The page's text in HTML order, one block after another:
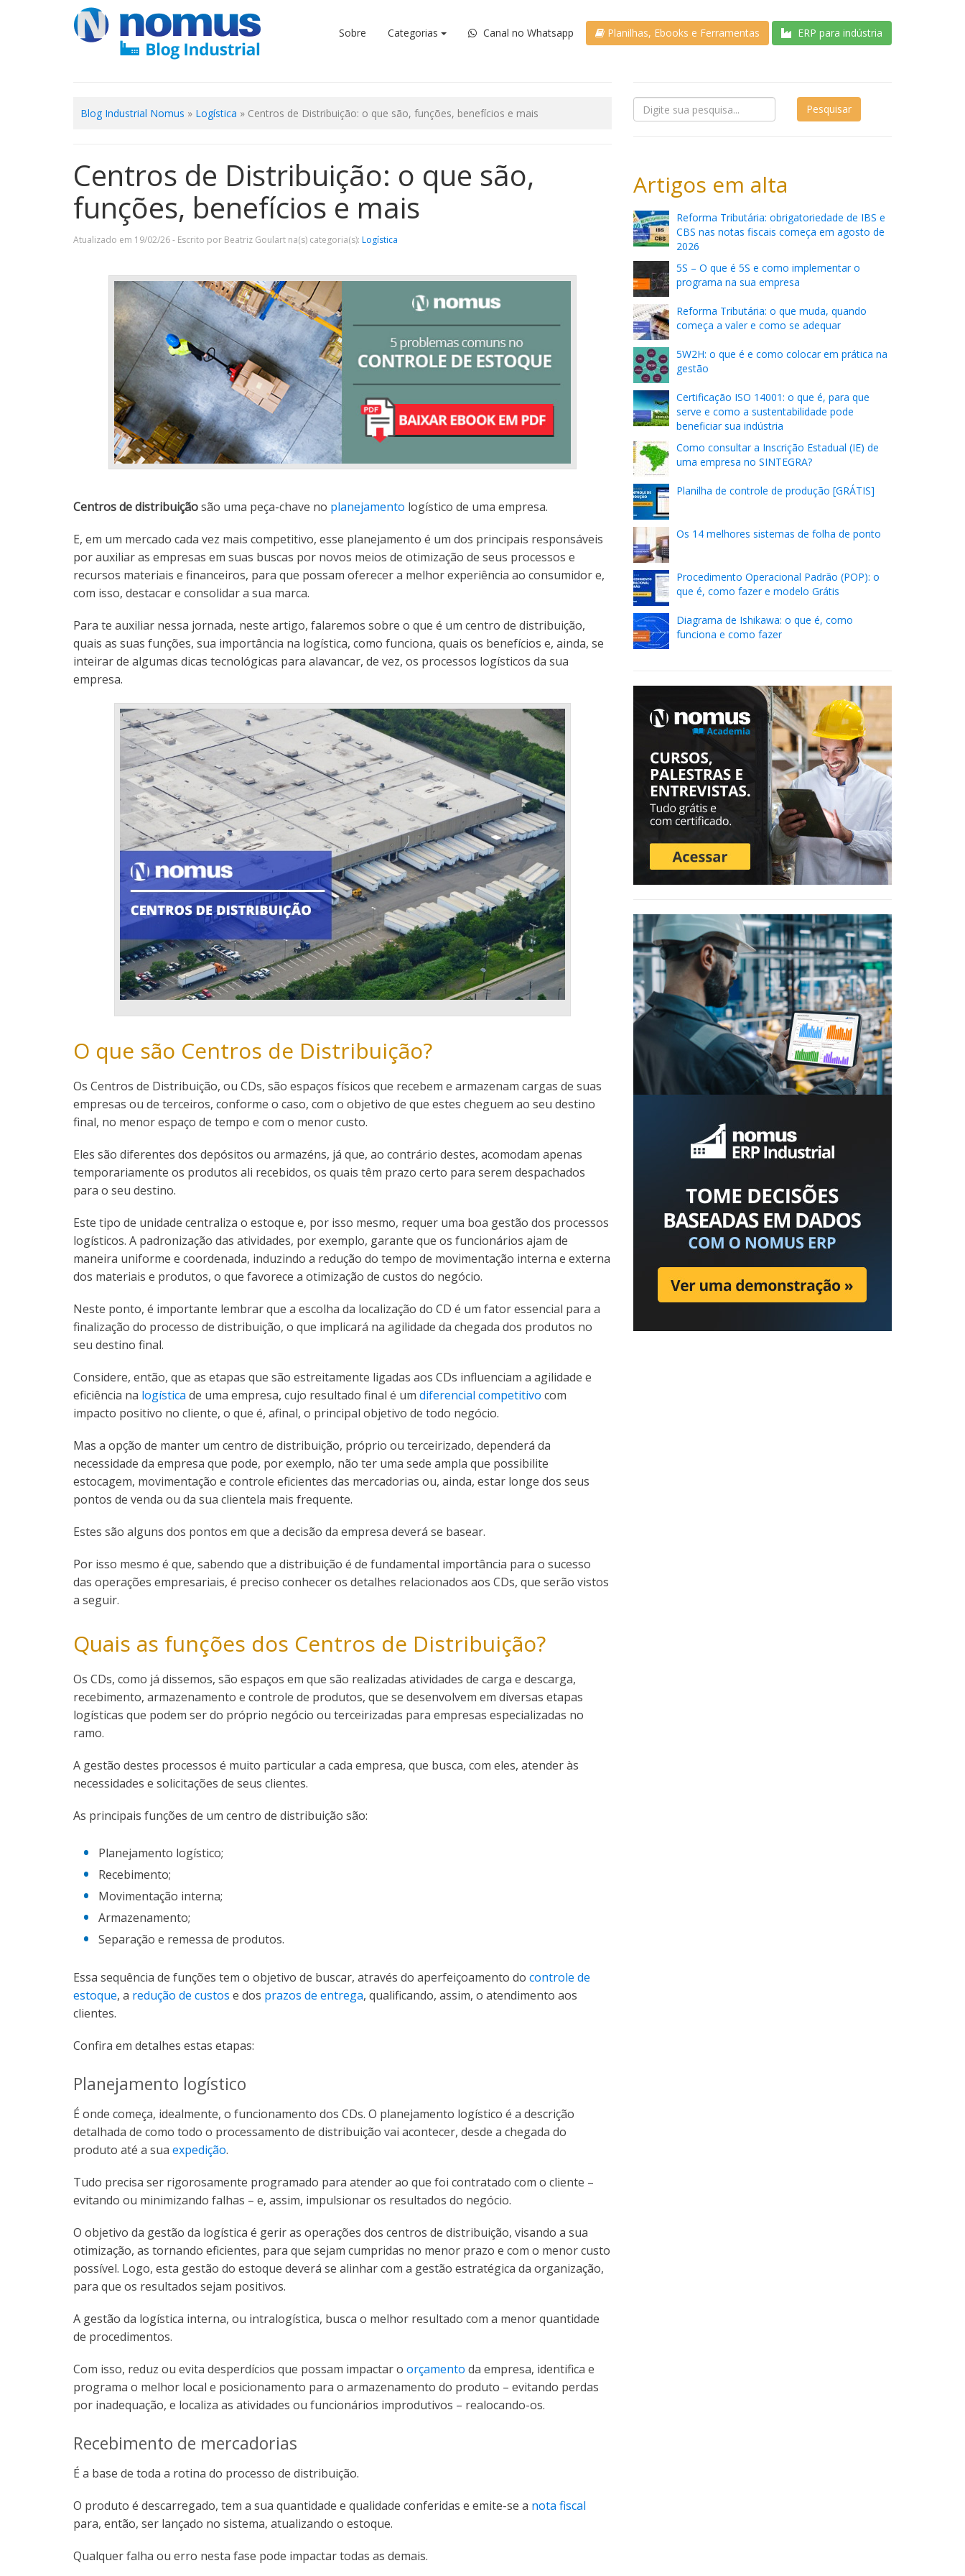
Sobre Categorias Canal no Whatsapp Planilhas, Ebooks e Ferramentas ERP para indústria
Blog Industrial Nomus » Logística » Centros de Distribuição: o que são, funções, benefícios e mais
Centros de Distribuição: o que são,
funções, benefícios e mais
Atualizado em 19/02/26 - Escrito por Beatriz Goulart na(s) categoria(s): Logística
Centros de distribuiçãosão uma peça-chave no planejamento logístico de uma empresa.
E, em um mercado cada vez mais competitivo, esse planejamento é um dos principais responsáveis
por auxiliar as empresas em suas buscas por novos meios de otimização de seus processos e
recursos materiais e financeiros, para que possam oferecer a melhor experiência ao consumidor e,
com isso, destacar e consolidar a sua marca.
Para te auxiliar nessa jornada, neste artigo, falaremos sobre o que é um centro de distribuição,
quais as suas funções, sua importância na logística, como funciona, quais os benefícios e, ainda, se
inteirar de algumas dicas tecnológicas para alavancar, de vez, os processos logísticos da sua
empresa.
O que são Centros de Distribuição?
Os Centros de Distribuição, ou CDs, são espaços físicos que recebem e armazenam cargas de suas
empresas ou de terceiros, conforme o caso, com o objetivo de que estes cheguem ao seu destino
final, no menor espaço de tempo e com o menor custo.
Eles são diferentes dos depósitos ou armazéns, já que, ao contrário destes, acomodam apenas
temporariamente os produtos ali recebidos, os quais têm prazo certo para serem despachados
para o seu destino.
Este tipo de unidade centraliza o estoque e, por isso mesmo, requer uma boa gestão dos processos
logísticos. A padronização das atividades, por exemplo, garante que os funcionários ajam de
maneira uniforme e coordenada, induzindo a redução do tempo de movimentação interna e externa
dos materiais e produtos, o que favorece a otimização de custos do negócio.
Neste ponto, é importante lembrar que a escolha da localização do CD é um fator essencial para a
finalização do processo de distribuição, o que implicará na agilidade da chegada dos produtos no
seu destino final.
Considere, então, que as etapas que são estreitamente ligadas aos CDs influenciam a agilidade e
eficiência na logística de uma empresa, cujo resultado final é um diferencial competitivo com
impacto positivo no cliente, o que é, afinal, o principal objetivo de todo negócio.
Mas a opção de manter um centro de distribuição, próprio ou terceirizado, dependerá da
necessidade da empresa que pode, por exemplo, não ter uma sede ampla que possibilite
estocagem, movimentação e controle eficientes das mercadorias ou, ainda, estar longe dos seus
pontos de venda ou da sua clientela mais frequente.
Estes são alguns dos pontos em que a decisão da empresa deverá se basear.
Por isso mesmo é que, sabendo que a distribuição é de fundamental importância para o sucesso
das operações empresariais, é preciso conhecer os detalhes relacionados aos CDs, que serão vistos
a seguir.
Quais as funções dos Centros de Distribuição?
Os CDs, como já dissemos, são espaços em que são realizadas atividades de carga e descarga,
recebimento, armazenamento e controle de produtos, que se desenvolvem em diversas etapas
logísticas que podem ser do próprio negócio ou terceirizadas para empresas especializadas no
ramo.
A gestão destes processos é muito particular a cada empresa, que busca, com eles, atender às
necessidades e solicitações de seus clientes.
As principais funções de um centro de distribuição são:
Planejamento logístico;
Recebimento;
Movimentação interna;
Armazenamento;
Separação e remessa de produtos.
Essa sequência de funções tem o objetivo de buscar, através do aperfeiçoamento do controle de
estoque, a redução de custos e dos prazos de entrega, qualificando, assim, o atendimento aos
clientes.
Confira em detalhes estas etapas:
Planejamento logístico
É onde começa, idealmente, o funcionamento dos CDs. O planejamento logístico é a descrição
detalhada de como todo o processamento de distribuição vai acontecer, desde a chegada do
produto até a sua expedição.
Tudo precisa ser rigorosamente programado para atender ao que foi contratado com o cliente –
evitando ou minimizando falhas – e, assim, impulsionar os resultados do negócio.
O objetivo da gestão da logística é gerir as operações dos centros de distribuição, visando a sua
otimização, as tornando eficientes, para que sejam cumpridas no menor prazo e com o menor custo
possível. Logo, esta gestão do estoque deverá se alinhar com a gestão estratégica da organização,
para que os resultados sejam positivos.
A gestão da logística interna, ou intralogística, busca o melhor resultado com a menor quantidade
de procedimentos.
Com isso, reduz ou evita desperdícios que possam impactar o orçamento da empresa, identifica e
programa o melhor local e posicionamento para o armazenamento do produto – evitando perdas
por inadequação, e localiza as atividades ou funcionários improdutivos – realocando-os.
Recebimento de mercadorias
É a base de toda a rotina do processo de distribuição.
O produto é descarregado, tem a sua quantidade e qualidade conferidas e emite-se a nota fiscal
para, então, ser lançado no sistema, atualizando o estoque.
Qualquer falha ou erro nesta fase pode impactar todas as demais.
Artigos em alta
Reforma Tributária: obrigatoriedade de IBS e
CBS nas notas fiscais começa em agosto de
2026
5S – O que é 5S e como implementar o
programa na sua empresa
Reforma Tributária: o que muda, quando
começa a valer e como se adequar
5W2H: o que é e como colocar em prática na
gestão
Certificação ISO 14001: o que é, para que
serve e como a sustentabilidade pode
beneficiar sua indústria
Como consultar a Inscrição Estadual (IE) de
uma empresa no SINTEGRA?
Planilha de controle de produção [GRÁTIS]
Os 14 melhores sistemas de folha de ponto
Procedimento Operacional Padrão (POP): o
que é, como fazer e modelo Grátis
Diagrama de Ishikawa: o que é, como
funciona e como fazer